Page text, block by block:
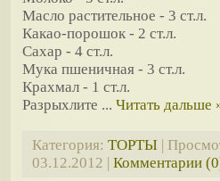
Масло растительное - 3 ст.л.
Какао-порошок - 2 ст.л.
Сахар - 4 ст.л.
Мука пшеничная - 3 ст.л.
Крахмал - 1 ст.л.
Разрыхлите ... Читать дальше
Категория: ТОРТЫ |
03.12.2012 | Комментарии